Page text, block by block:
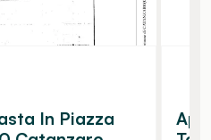
In Piazza